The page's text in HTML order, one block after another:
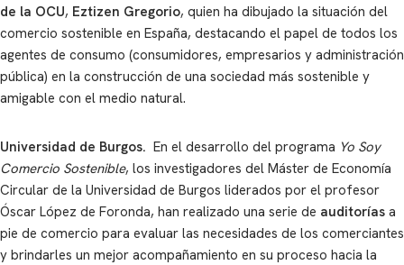
de la OCU, Eztizen Gregorio, quien ha dibujado la situación del
comercio sostenible en España, destacando el papel de todos los
agentes de consumo (consumidores, empresarios y administración
pública) en la construcción de una sociedad más sostenible y
amigable con el medio natural.
Universidad de Burgos. En el desarrollo del programa Yo Soy
Comercio Sostenible, los investigadores del Máster de Economía
Circular de la Universidad de Burgos liderados por el profesor
Óscar López de Foronda, han realizado una serie de auditorías a
pie de comercio para evaluar las necesidades de los comerciantes
y brindarles un mejor acompañamiento en su proceso hacia la